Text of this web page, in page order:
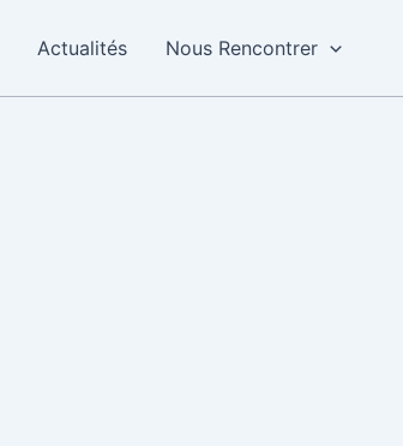
Actualités Nous Rencontrer